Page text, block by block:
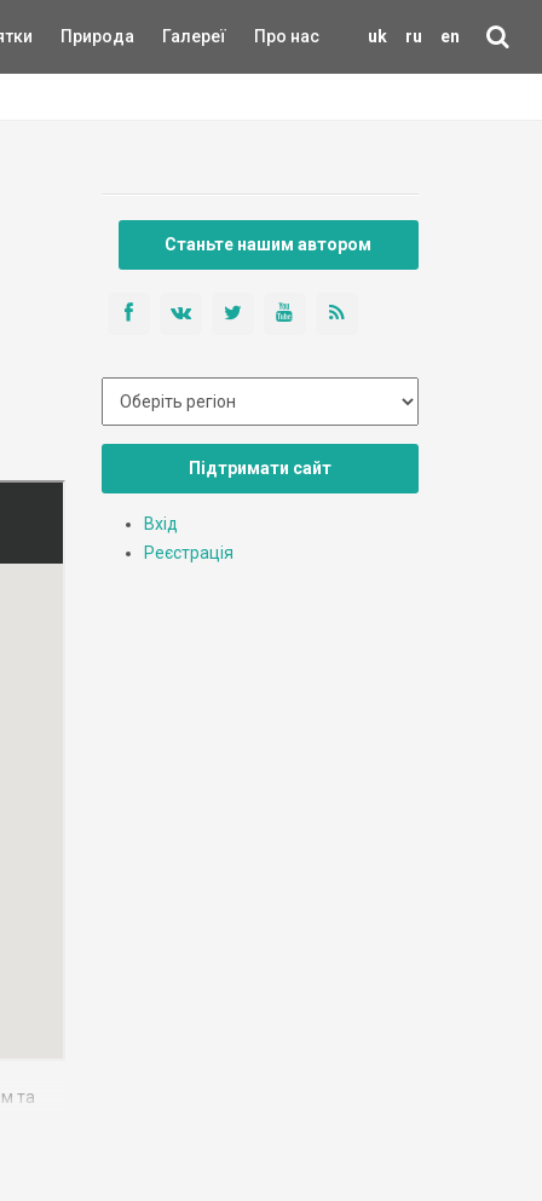
uk ru en
Природа Галереї Про нас
та
Станьте нашим автором
Підтримати сайт
Вхід
Реєстрація